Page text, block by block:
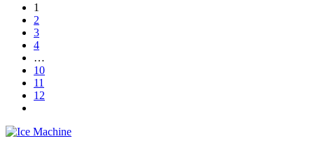
1
2
3
4
…
10
11
12